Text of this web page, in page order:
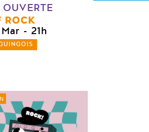
OUVERTE
ROCK
- 21h